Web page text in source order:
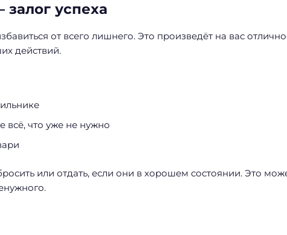
успеха
от всего лишнего. Это произведёт на вас
действий.
всё, что уже не нужно
или отдать, если они в хорошем состоянии. Это